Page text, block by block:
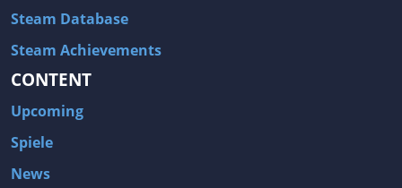
Steam Database
Steam Achievements
CONTENT
Upcoming
Spiele
News